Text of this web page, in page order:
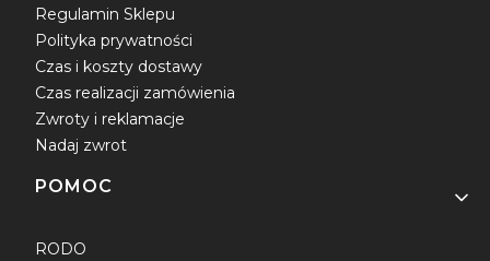
Regulamin Sklepu
Polityka prywatności
Czas i koszty dostawy
Czas realizacji zamówienia
Zwroty i reklamacje
Nadaj zwrot
POMOC
RODO